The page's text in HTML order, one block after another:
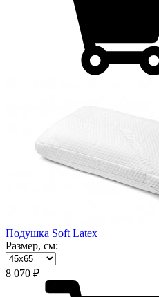
Подушка Soft Latex
Размер, см:
8 070 ₽